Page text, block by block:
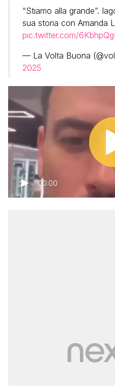
“Stiamo alla grande”.
sua storia con Amanda
pic.twitter.com/
— La Volta Buona
2025
00:00